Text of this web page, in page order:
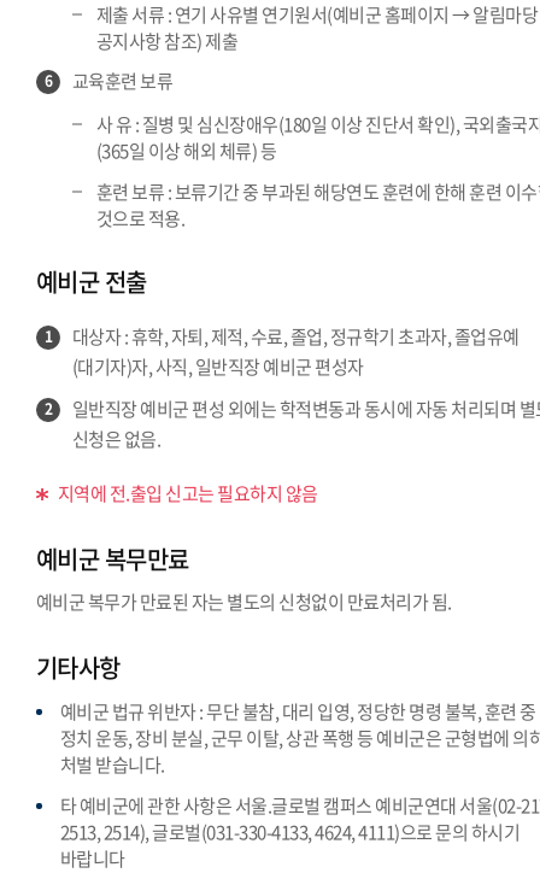
제출 서류 : 연기 사유별 연기원서(예비군 홈페이지 → 알림마
공지사항 참조) 제출
6
교육훈련 보류
사 유 : 질병 및 심신장애우(180일 이상 진단서 확인), 국외출국
(365일 이상 해외 체류) 등
훈련 보류 : 보류기간 중 부과된 해당연도 훈련에 한해 훈련 이
것으로 적용.
예비군 전출
1
대상자 : 휴학, 자퇴, 제적, 수료, 졸업, 정규학기 초과자, 졸업유예
(대기자)자, 사직, 일반직장 예비군 편성자
2
일반직장 예비군 편성 외에는 학적변동과 동시에 자동 처리되며
신청은 없음.
지역에 전.출입 신고는 필요하지 않음
예비군 복무만료
예비군 복무가 만료된 자는 별도의 신청없이 만료처리가 됨.
기타사항
예비군 법규 위반자 : 무단 불참, 대리 입영, 정당한 명령 불복, 훈련 중
정치 운동, 장비 분실, 군무 이탈, 상관 폭행 등 예비군은 군형법에 의
처벌 받습니다.
타 예비군에 관한 사항은 서울.글로벌 캠퍼스 예비군연대 서울(02-
2513, 2514), 글로벌(031-330-4133, 4624, 4111)으로 문의 하시기
바랍니다